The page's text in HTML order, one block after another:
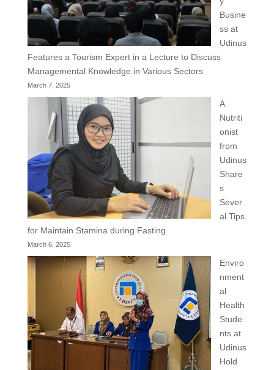
Busine
ss at
Udinus
Features a Tourism Expert in a Lecture to Discuss
Managemental Knowledge in Various Sectors
March 7, 2025
A
Nutriti
onist
from
Udinus
Share
s
Sever
al Tips
for Maintain Stamina during Fasting
March 6, 2025
Enviro
nment
al
Health
Stude
nts at
Udinus
Hold